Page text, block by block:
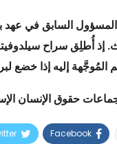
السابق في عهد
المُوجَّهة إليه إذا خضع
حقوق الإنسان
Facebook